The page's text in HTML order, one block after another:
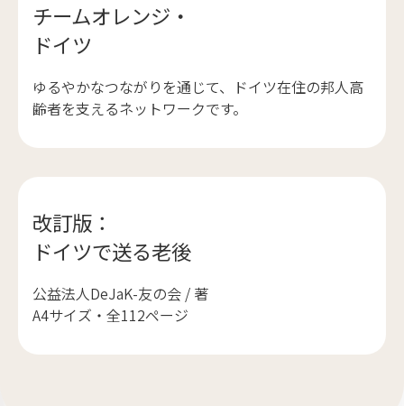
チームオレンジ・
ドイツ
ゆるやかなつながりを通じて、ドイツ在住の邦人高
齢者を支えるネットワークです。
改訂版：
ドイツで送る老後
公益法人DeJaK-友の会 / 著
A4サイズ・全112ページ